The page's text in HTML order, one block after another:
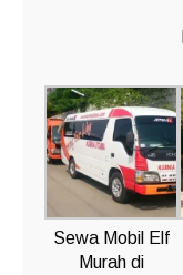
Sewa Mobil Elf
Murah di